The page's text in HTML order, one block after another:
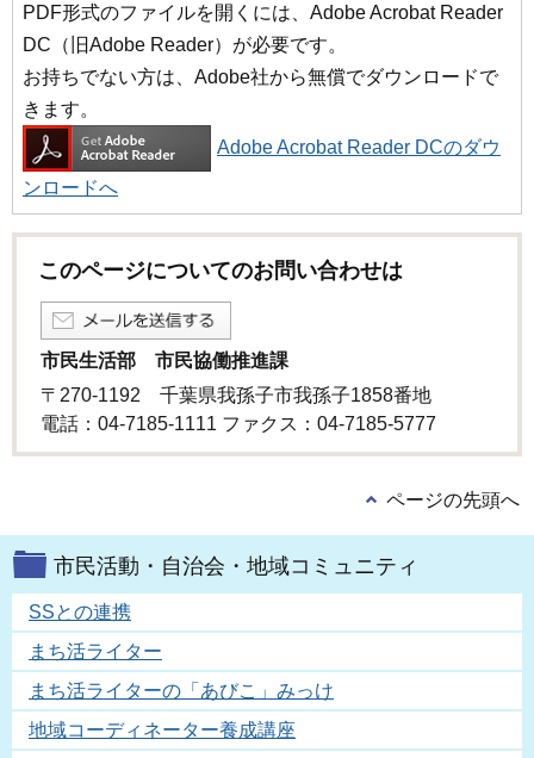
PDF形式のファイルを開くには、Adobe Acrobat Reader
DC（旧Adobe Reader）が必要です。
お持ちでない方は、Adobe社から無償でダウンロードで
きます。
Adobe Acrobat Reader DCのダウ
ンロードへ
このページについてのお問い合わせは
市民生活部 市民協働推進課
〒270-1192 千葉県我孫子市我孫子1858番地
電話：04-7185-1111 ファクス：04-7185-5777
ページの先頭へ
市民活動・自治会・地域コミュニティ
SSとの連携
まち活ライター
まち活ライターの「あびこ」みっけ
地域コーディネーター養成講座